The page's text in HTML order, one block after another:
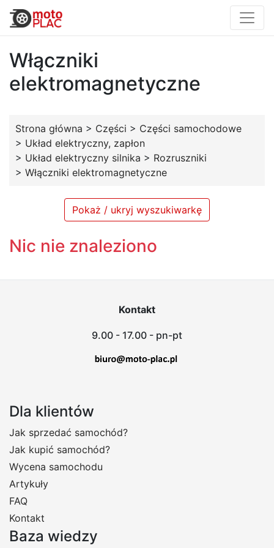
Włączniki
elektromagnetyczne
Strona główna > Części > Części samochodowe
> Układ elektryczny, zapłon
> Układ elektryczny silnika > Rozruszniki
> Włączniki elektromagnetyczne
Pokaż / ukryj wyszukiwarkę
Nic nie znaleziono
Kontakt
9.00 - 17.00 - pn-pt
Dla klientów
Jak sprzedać samochód?
Jak kupić samochód?
Wycena samochodu
Artykuły
FAQ
Kontakt
Baza wiedzy